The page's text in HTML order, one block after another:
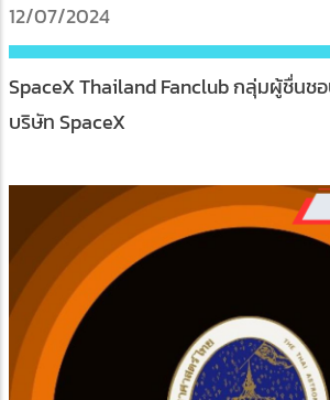
12/07/2024
SpaceX Thailand Fanclub กลุ่มผู้ชื่นช
บริษัท SpaceX